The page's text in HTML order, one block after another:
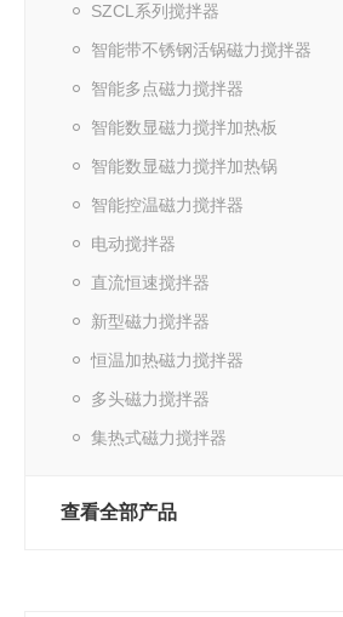
SZCL系列搅拌器
智能带不锈钢活锅磁力搅拌器
智能多点磁力搅拌器
智能数显磁力搅拌加热板
智能数显磁力搅拌加热锅
智能控温磁力搅拌器
电动搅拌器
直流恒速搅拌器
新型磁力搅拌器
恒温加热磁力搅拌器
多头磁力搅拌器
集热式磁力搅拌器
查看全部产品